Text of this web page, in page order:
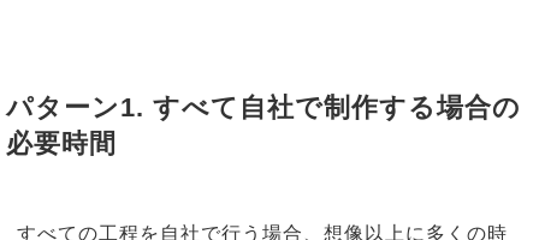
パターン1. すべて自社で制作する場合の
必要時間
すべての工程を自社で行う場合、想像以上に多くの時